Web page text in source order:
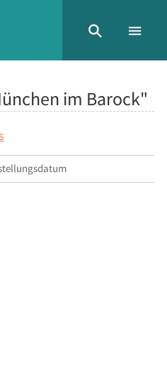
im Barock"